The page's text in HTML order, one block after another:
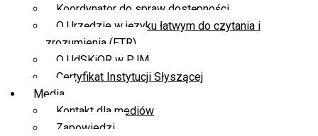
Koordynator do spraw dostępności
O Urzędzie w języku łatwym do czytania i
zrozumienia (ETR)
O UdSKiOR w PJM
Certyfikat Instytucji Słyszącej
Media
Kontakt dla mediów
Zapowiedzi